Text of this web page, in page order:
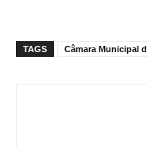
TAGS Câmara Municipal